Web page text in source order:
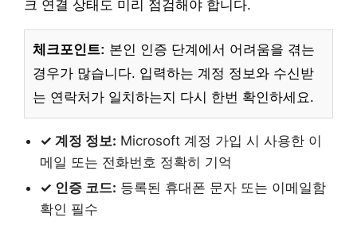
크 연결 상태도 미리 점검해야 합니다.
체크포인트: 본인 인증 단계에서 어려움을 겪는
경우가 많습니다. 입력하는 계정 정보와 수신받
는 연락처가 일치하는지 다시 한번 확인하세요.
✓ 계정 정보: Microsoft 계정 가입 시 사용한 이
메일 또는 전화번호 정확히 기억
✓ 인증 코드: 등록된 휴대폰 문자 또는 이메일함
확인 필수